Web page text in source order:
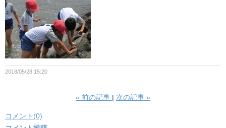
2018/05/28 15:20
« 前の記事 次の記事 »
コメント(0)